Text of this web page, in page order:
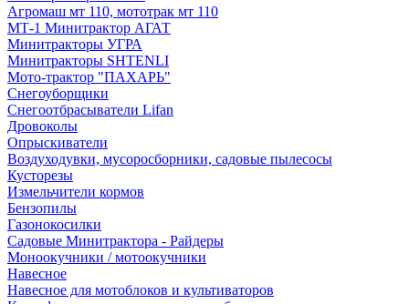
Агромаш мт 110, мототрак мт 110
МТ-1 Минитрактор АГАТ
Минитракторы УГРА
Минитракторы SHTENLI
Мото-трактор "ПАХАРЬ"
Снегоуборщики
Снегоотбрасыватели Lifan
Дровоколы
Опрыскиватели
Воздуходувки, мусоросборники, cадовые пылесосы
Кусторезы
Измельчители кормов
Бензопилы
Газонокосилки
Садовые Минитрактора - Райдеры
Моноокучники / мотоокучники
Навесное
Навесное для мотоблоков и культиваторов